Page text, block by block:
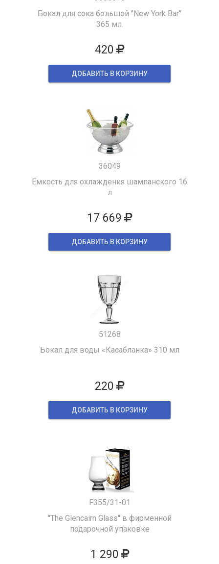
Бокал для сока большой "New York Bar"
365 мл.
420
ДОБАВИТЬ В КОРЗИНУ
36049
Емкость для охлаждения шампанского 16
л
17 669
ДОБАВИТЬ В КОРЗИНУ
51268
Бокал для воды «Касабланка» 310 мл
220
ДОБАВИТЬ В КОРЗИНУ
F355/31-01
"The Glencairn Glass" в фирменной
подарочной упаковке
1 290